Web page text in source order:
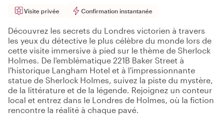
Visite privée Confirmation instantanée
Découvrez les secrets du Londres victorien à travers
les yeux du détective le plus célèbre du monde lors de
cette visite immersive à pied sur le thème de Sherlock
Holmes. De l'emblématique 221B Baker Street à
l'historique Langham Hotel et à l'impressionnante
statue de Sherlock Holmes, suivez la piste du mystère,
de la littérature et de la légende. Rejoignez un conteur
local et entrez dans le Londres de Holmes, où la fiction
rencontre la réalité à chaque pavé.